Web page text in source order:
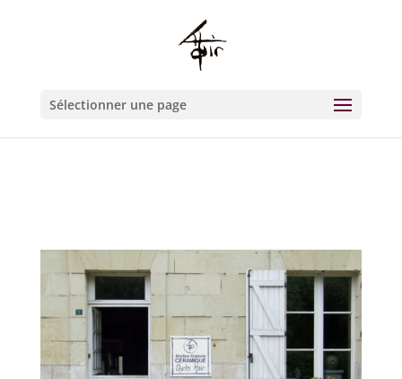
: Constant WP_CRON_LOCK_TIMEOUT already defined in
on line93
Sélectionner une page